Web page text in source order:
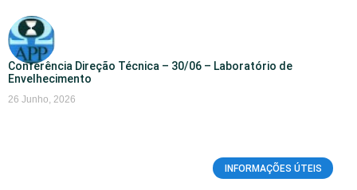
Conferência Direção Técnica – 30/06 – Laboratório de
Envelhecimento
26 Junho, 2026
INFORMAÇÕES ÚTEIS